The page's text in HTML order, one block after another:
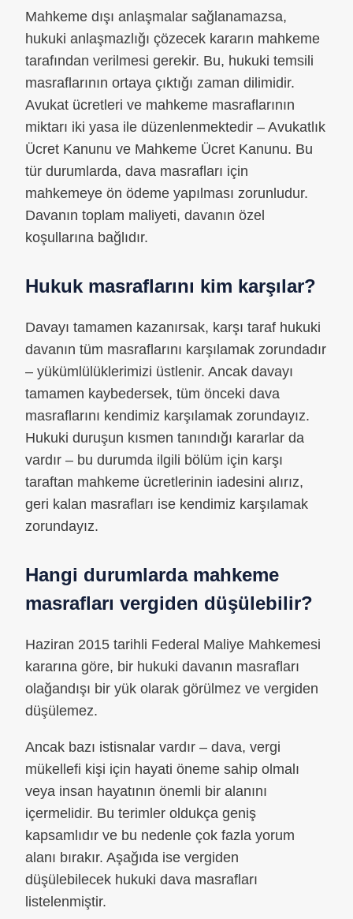
Mahkeme dışı anlaşmalar sağlanamazsa,
hukuki anlaşmazlığı çözecek kararın mahkeme
tarafından verilmesi gerekir. Bu, hukuki temsili
masraflarının ortaya çıktığı zaman dilimidir.
Avukat ücretleri ve mahkeme masraflarının
miktarı iki yasa ile düzenlenmektedir – Avukatlık
Ücret Kanunu ve Mahkeme Ücret Kanunu. Bu
tür durumlarda, dava masrafları için
mahkemeye ön ödeme yapılması zorunludur.
Davanın toplam maliyeti, davanın özel
koşullarına bağlıdır.
Hukuk masraflarını kim karşılar?
Davayı tamamen kazanırsak, karşı taraf hukuki
davanın tüm masraflarını karşılamak zorundadır
– yükümlülüklerimizi üstlenir. Ancak davayı
tamamen kaybedersek, tüm önceki dava
masraflarını kendimiz karşılamak zorundayız.
Hukuki duruşun kısmen tanındığı kararlar da
vardır – bu durumda ilgili bölüm için karşı
taraftan mahkeme ücretlerinin iadesini alırız,
geri kalan masrafları ise kendimiz karşılamak
zorundayız.
Hangi durumlarda mahkeme
masrafları vergiden düşülebilir?
Haziran 2015 tarihli Federal Maliye Mahkemesi
kararına göre, bir hukuki davanın masrafları
olağandışı bir yük olarak görülmez ve vergiden
düşülemez.
Ancak bazı istisnalar vardır – dava, vergi
mükellefi kişi için hayati öneme sahip olmalı
veya insan hayatının önemli bir alanını
içermelidir. Bu terimler oldukça geniş
kapsamlıdır ve bu nedenle çok fazla yorum
alanı bırakır. Aşağıda ise vergiden
düşülebilecek hukuki dava masrafları
listelenmiştir.